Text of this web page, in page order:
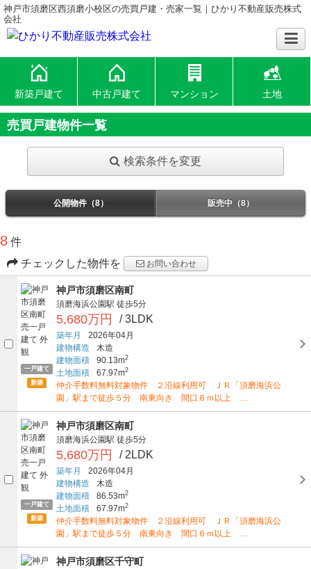
神戸市須磨区西須磨小校区の売買戸建・売家一覧｜ひかり不動産販売株式
会社
新築戸建て 中古戸建て マンション 土地
売買戸建物件一覧
検索条件を変更
公開物件（8） 販売中（8）
8 件
チェックした物件を
お問い合わせ
一戸建て
新築
神戸市須磨区南町
須磨海浜公園駅 徒歩5分
5,680万円 / 3LDK
築年月
2026年04月
建物構造
木造
建物面積
90.13m2
土地面積 67.97m2
仲介手数料無料対象物件 ２沿線利用可 ＪＲ「須磨海浜公
園」駅まで徒歩５分 南東向き 間口６ｍ以上 …
一戸建て
新築
神戸市須磨区南町
須磨海浜公園駅 徒歩5分
5,680万円 / 2LDK
築年月
2026年04月
建物構造
木造
建物面積
86.53m2
土地面積 67.97m2
仲介手数料無料対象物件 ２沿線利用可 ＪＲ「須磨海浜公
園」駅まで徒歩５分 南東向き 間口６ｍ以上 …
神戸市須磨区千守町